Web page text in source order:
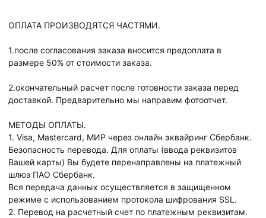
ОПЛАТА ПРОИЗВОДЯТСЯ ЧАСТЯМИ.
1.после согласования заказа вносится предоплата в
размере 50% от стоимости заказа.
2.окончательный расчет после готовности заказа перед
доставкой. Предварительно мы направим фотоотчет.
МЕТОДЫ ОПЛАТЫ.
1. Visa, Mastercard, МИР через онлайн эквайринг Сбербанк.
Безопасность перевода. Для оплаты (ввода реквизитов
Вашей карты) Вы будете перенаправлены на платежный
шлюз ПАО Сбербанк.
Вся передача данных осуществляется в защищенном
режиме с использованием протокола шифрования SSL.
2. Перевод на расчетный счет по платежным реквизитам.